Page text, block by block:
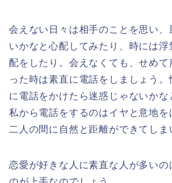
会えない日々は相手のことを思い、
いかなと心配してみたり、時には
配をしたり。会えなくても、せめて
った時は素直に電話をしましょう
に電話をかけたら迷惑じゃないかな
私から電話をするのはイヤと意地を
二人の間に自然と距離ができてしま
恋愛が好きな人に素直な人が多いの